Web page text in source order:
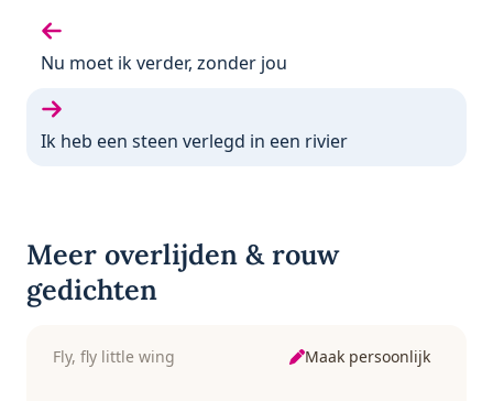
Vorige gedicht:
Nu moet ik verder, zonder jou
Volgende gedicht:
Ik heb een steen verlegd in een rivier
Meer overlijden & rouw
gedichten
Fly, fly little wing Maak persoonlijk